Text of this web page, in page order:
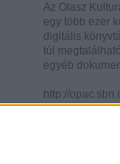
Az Olasz
egy több ezer
digitális
túl
egyéb
http://
Az ICCU
hogy hol